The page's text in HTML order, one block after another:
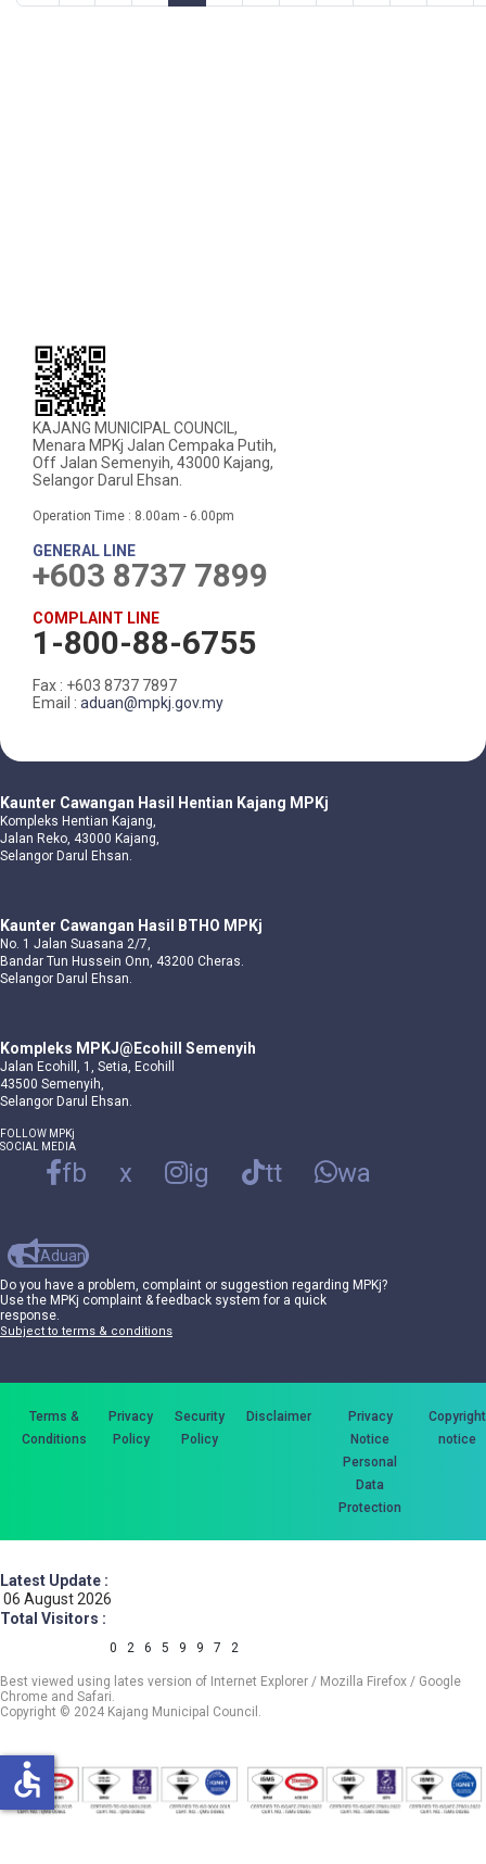
KAJANG MUNICIPAL COUNCIL,
Menara MPKj Jalan Cempaka Putih,
Off Jalan Semenyih, 43000 Kajang,
Selangor Darul Ehsan.
Operation Time : 8.00am - 6.00pm
GENERAL LINE
+603 8737 7899
COMPLAINT LINE
1-800-88-6755
Fax : +603 8737 7897
Email : aduan@mpkj.gov.my
Kaunter Cawangan Hasil Hentian Kajang MPKj
Kompleks Hentian Kajang,
Jalan Reko, 43000 Kajang,
Selangor Darul Ehsan.
Kaunter Cawangan Hasil BTHO MPKj
No. 1 Jalan Suasana 2/7,
Bandar Tun Hussein Onn, 43200 Cheras.
Selangor Darul Ehsan.
Kompleks MPKJ@Ecohill Semenyih
Jalan Ecohill, 1, Setia, Ecohill
43500 Semenyih,
Selangor Darul Ehsan.
FOLLOW MPKj
SOCIAL MEDIA
fb x ig tt wa
Aduan
Do you have a problem, complaint or suggestion regarding MPKj?
Use the MPKj complaint & feedback system for a quick
response.
Subject to terms & conditions
Terms &
Conditions
Privacy
Policy
Security
Policy
Disclaimer
Privacy
Notice
Personal
Data
Protection
Copyright
notice
Latest Update :
06 August 2026
Total Visitors :
0 2 6 5 9 9 7 2
Best viewed using lates version of Internet Explorer / Mozilla Firefox / Google
Chrome and Safari.
Copyright © 2024 Kajang Municipal Council.
accessible